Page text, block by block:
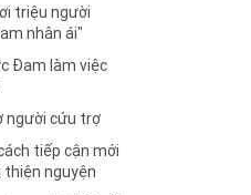
triệu người
nhân ái"
Đam làm việc
người cứu trợ
tiếp cận mới
nguyện